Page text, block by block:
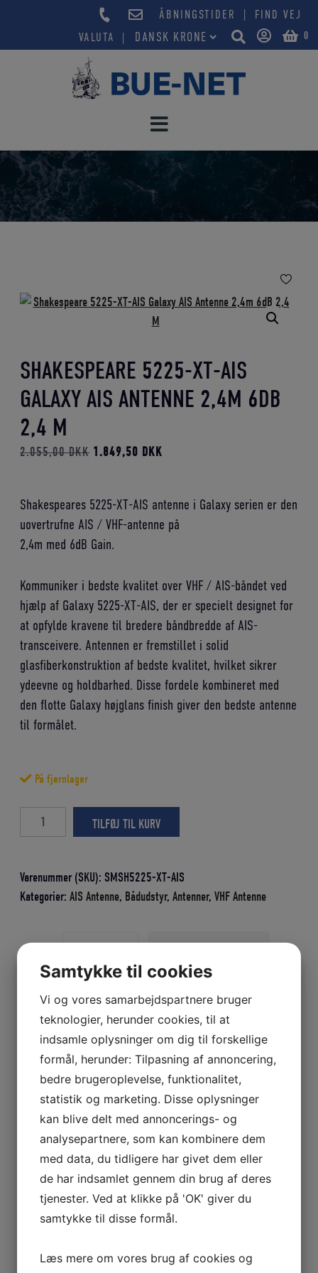
indholdet
ÅBNINGSTIDER |
FIND VEJ
VALUTA
0
SHAKESPEARE 5225-XT-AIS
GALAXY AIS ANTENNE 2,4M 6DB
2,4 M
2.055,00DKK Den
2.055,00 DKK.
1.849,50 DKKDen
1.849,50 DKK.
Shakespeares 5225-XT-AIS antenne i Galaxy serien er den
uovertrufne AIS / VHF-antenne på
2,4m med 6dB Gain.
Kommuniker i bedste kvalitet over VHF / AIS-båndet ved
hjælp af Galaxy 5225-XT-AIS, der er specielt designet for
at opfylde kravene til bredere båndbredde af AIS-
transceivere. Antennen er fremstillet i solid
glasfiberkonstruktion af bedste kvalitet, hvilket sikrer
ydeevne og holdbarhed. Disse fordele kombineret med
den flotte Galaxy højglans finish giver den bedste antenne
til formålet.
På fjernlager
Shakespeare
5225-
AIS
Galaxy
2,4m
TILFØJ TIL KURV
Varenummer (SKU): SMSH5225-XT-AIS
Kategorier: AIS Antenne, Bådudstyr, Antenner, VHF Antenne
Beskrivelse
Messing og kobberelementer
Højglans, ikke-gulende polyurethan finish
Rustfrit stålrør med 1″- 14mm gevind
Inklusive 6m RG-8/X “Low-Loss” kabel samt PL-259-stik
Foreslået montering: 4187 eller 5187
Relaterede varer
Samtykke til cookies
Vi og vores samarbejdspartnere bruger
teknologier, herunder cookies, til at
indsamle oplysninger om dig til forskellige
formål, herunder: Tilpasning af annoncering,
bedre brugeroplevelse, funktionalitet,
statistik og marketing. Disse oplysninger
kan blive delt med annoncerings- og
analysepartnere, som kan kombinere dem
med data, du tidligere har givet dem eller
de har indsamlet gennem din brug af deres
tjenester. Ved at klikke på 'OK' giver du
samtykke til disse formål.
Læs mere om vores brug af cookies og